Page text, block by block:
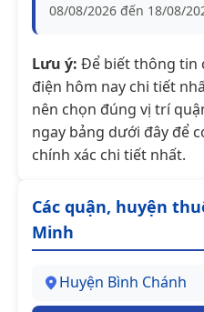
08/08/2026 đến 18/08/
Lưu ý: Để biết thông tin
điện hôm nay chi tiết
nên chọn đúng vị trí
ngay bảng dưới đây để
chính xác chi tiết nhất.
Các quận, huyện
Minh
Huyện Bình Chánh